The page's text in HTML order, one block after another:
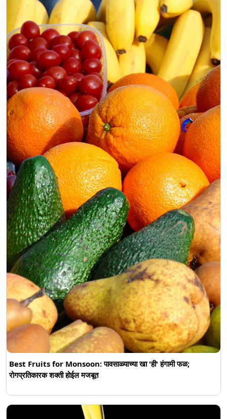
Best Fruits for Monsoon: पावसाळ्याच्या खा 'ही' हंगामी फळ;
रोगप्रतिकारक शक्ती होईल मजबूत